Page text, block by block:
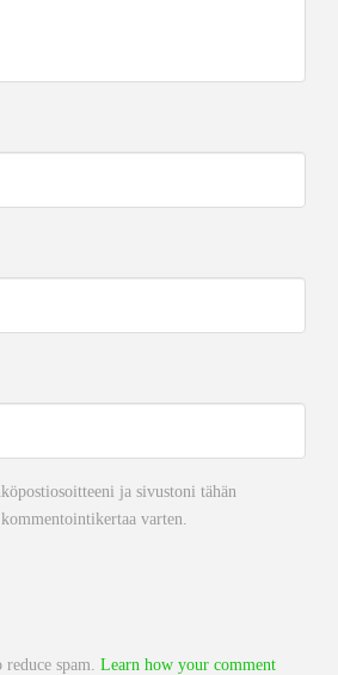
ja sivustoni tähän
varten.
spam. Learn how your comment